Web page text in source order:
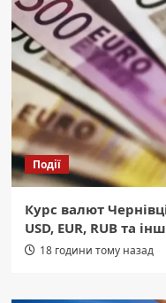
Події
Курс валют
USD, EUR, RUB та
18 години тому назад